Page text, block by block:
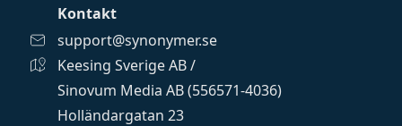
Kontakt
support@synonymer.se
Keesing Sverige AB /
Sinovum Media AB (556571-4036)
Holländargatan 23